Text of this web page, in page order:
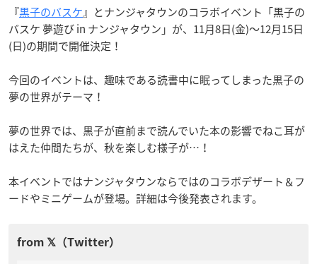
『黒子のバスケ』とナンジャタウンのコラボイベント「黒子の
バスケ 夢遊び in ナンジャタウン」が、11月8日(金)〜12月15日
(日)の期間で開催決定！
今回のイベントは、趣味である読書中に眠ってしまった黒子の
夢の世界がテーマ！
夢の世界では、黒子が直前まで読んでいた本の影響でねこ耳が
はえた仲間たちが、秋を楽しむ様子が…！
本イベントではナンジャタウンならではのコラボデザート＆フ
ードやミニゲームが登場。詳細は今後発表されます。